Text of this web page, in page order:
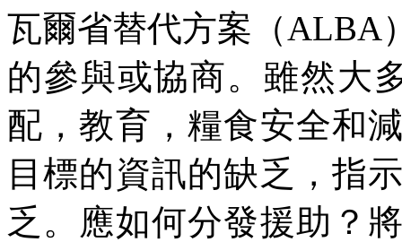
瓦爾省替代方案（ALBA
的參與或協商。雖然大
配，教育，糧食安全和
目標的資訊的缺乏，指
乏。應如何分發援助？